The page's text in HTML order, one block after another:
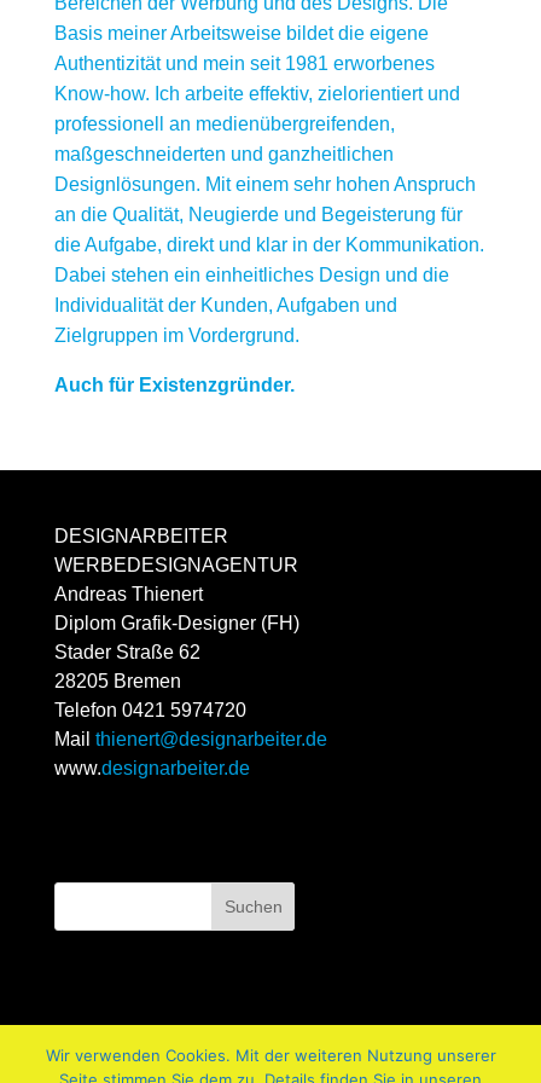
Basis meiner Arbeitsweise bildet die eigene
Authentizität und mein seit 1981 erworbenes
Know-how. Ich arbeite effektiv, zielorientiert und
professionell an medienübergreifenden,
maßgeschneiderten und ganzheitlichen
Designlösungen. Mit einem sehr hohen Anspruch
an die Qualität, Neugierde und Begeisterung für
die Aufgabe, direkt und klar in der Kommunikation.
Dabei stehen ein einheitliches Design und die
Individualität der Kunden, Aufgaben und
Zielgruppen im Vordergrund.
Auch für Existenzgründer.
DESIGNARBEITER
WERBEDESIGNAGENTUR
Andreas Thienert
Diplom Grafik-Designer (FH)
Stader Straße 62
28205 Bremen
Telefon 0421 5974720
Mail thienert@designarbeiter.de
www.designarbeiter.de
Impressum Datenschutz Kontakt
Wir verwenden Cookies. Mit der weiteren Nutzung unserer